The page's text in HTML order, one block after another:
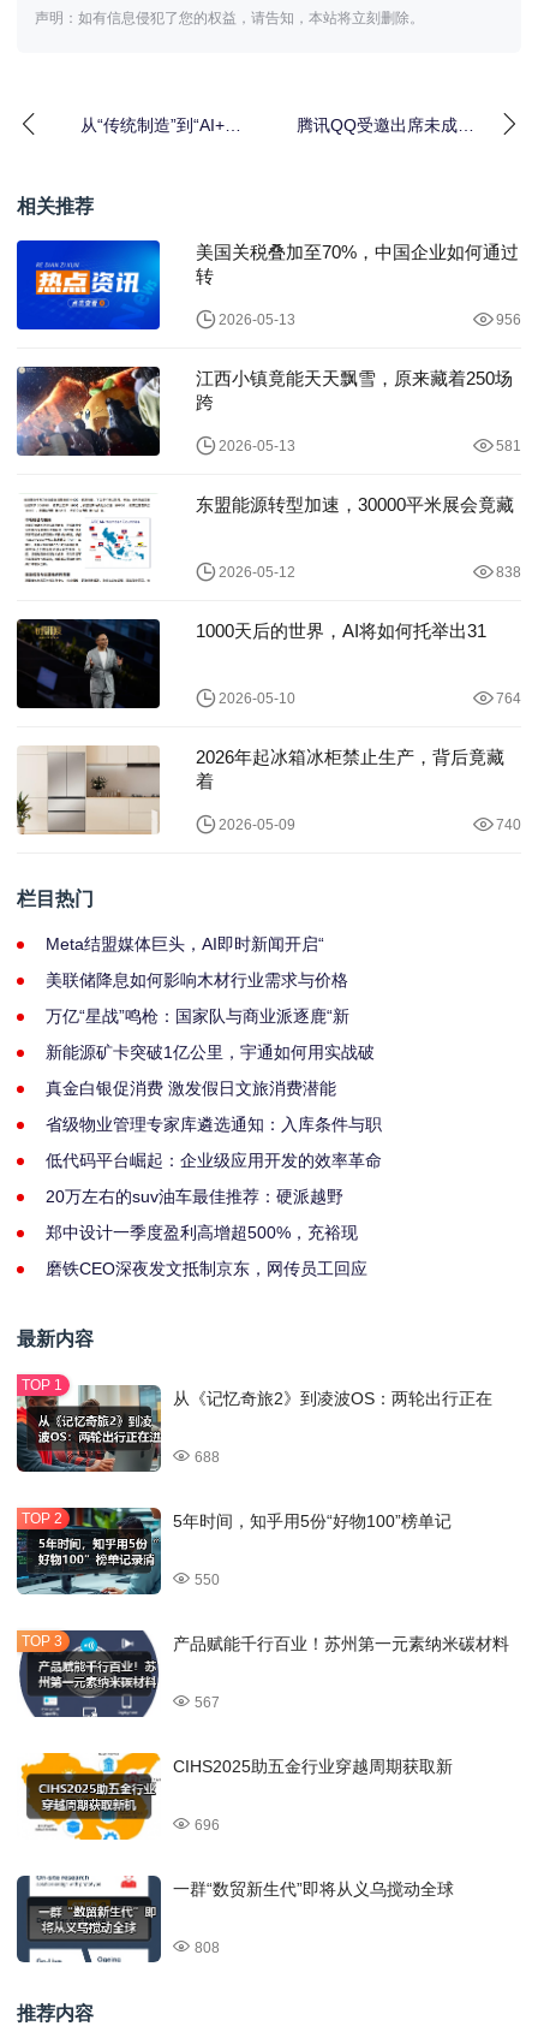
声明：如有信息侵犯了您的权益，请告知，本站将立刻删除。
从“传统制造”到“AI+智
腾讯QQ受邀出席未成年
相关推荐
美国关税叠加至70%，中国企业如何通过
转
2026-05-13 956
江西小镇竟能天天飘雪，原来藏着250场
跨
2026-05-13 581
东盟能源转型加速，30000平米展会竟藏
2026-05-12 838
1000天后的世界，AI将如何托举出31
2026-05-10 764
2026年起冰箱冰柜禁止生产，背后竟藏
着
2026-05-09 740
栏目热门
Meta结盟媒体巨头，AI即时新闻开启“
美联储降息如何影响木材行业需求与价格
万亿“星战”鸣枪：国家队与商业派逐鹿“新
新能源矿卡突破1亿公里，宇通如何用实战破
真金白银促消费 激发假日文旅消费潜能
省级物业管理专家库遴选通知：入库条件与职
低代码平台崛起：企业级应用开发的效率革命
20万左右的suv油车最佳推荐：硬派越野
郑中设计一季度盈利高增超500%，充裕现
磨铁CEO深夜发文抵制京东，网传员工回应
最新内容
从《记忆奇旅2》到凌波OS：两轮出行正在
688
5年时间，知乎用5份“好物100”榜单记
550
产品赋能千行百业！苏州第一元素纳米碳材料
567
CIHS2025助五金行业穿越周期获取新
696
一群“数贸新生代”即将从义乌搅动全球
808
推荐内容